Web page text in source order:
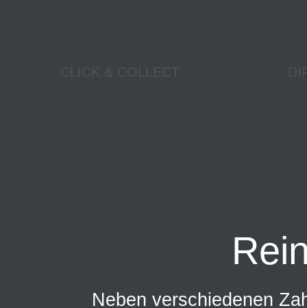
Neben verschiedenen